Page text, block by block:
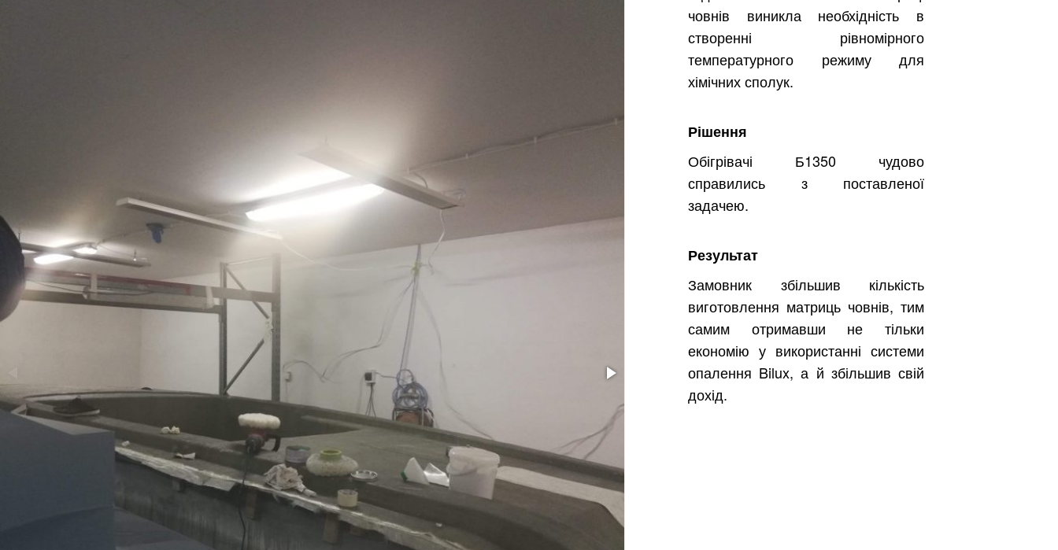
човнів виникла необхідність в
створенні рівномірного
температурного режиму для
хімічних сполук.
Рішення
Обігрівачі Б1350 чудово
справились з поставленої
задачею.
Результат
Замовник збільшив кількість
виготовлення матриць човнів, тим
самим отримавши не тільки
економію у використанні системи
опалення Bilux, а й збільшив свій
дохід.